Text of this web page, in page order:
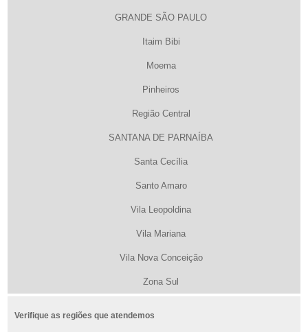
GRANDE SÃO PAULO
Itaim Bibi
Moema
Pinheiros
Região Central
SANTANA DE PARNAÍBA
Santa Cecília
Santo Amaro
Vila Leopoldina
Vila Mariana
Vila Nova Conceição
Zona Sul
Verifique as regiões que atendemos